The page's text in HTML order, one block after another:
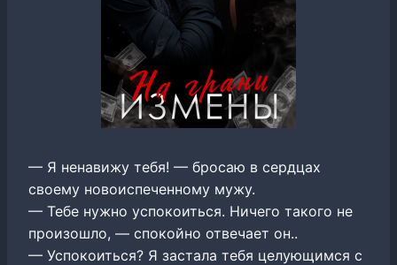
— Я ненавижу тебя! — бросаю в сердцах
своему новоиспеченному мужу.
— Тебе нужно успокоиться. Ничего такого не
произошло, — спокойно отвечает он..
— Успокоиться? Я застала тебя целующимся с